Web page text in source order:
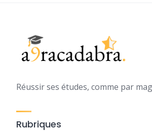
Réussir ses études, comme par
Rubriques